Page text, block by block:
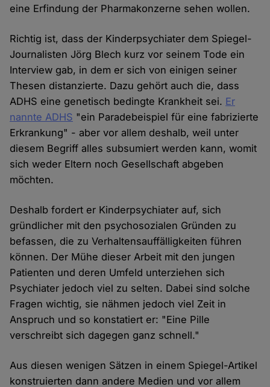
eine Erfindung der Pharmakonzerne sehen wollen.
Richtig ist, dass der Kinderpsychiater dem Spiegel-
Journalisten Jörg Blech kurz vor seinem Tode ein
Interview gab, in dem er sich von einigen seiner
Thesen distanzierte. Dazu gehört auch die, dass
ADHS eine genetisch bedingte Krankheit sei. Er
nannte ADHS "ein Paradebeispiel für eine fabrizierte
Erkrankung" - aber vor allem deshalb, weil unter
diesem Begriff alles subsumiert werden kann, womit
sich weder Eltern noch Gesellschaft abgeben
möchten.
Deshalb fordert er Kinderpsychiater auf, sich
gründlicher mit den psychosozialen Gründen zu
befassen, die zu Verhaltensauffälligkeiten führen
können. Der Mühe dieser Arbeit mit den jungen
Patienten und deren Umfeld unterziehen sich
Psychiater jedoch viel zu selten. Dabei sind solche
Fragen wichtig, sie nähmen jedoch viel Zeit in
Anspruch und so konstatiert er: "Eine Pille
verschreibt sich dagegen ganz schnell."
Aus diesen wenigen Sätzen in einem Spiegel-Artikel
konstruierten dann andere Medien und vor allem